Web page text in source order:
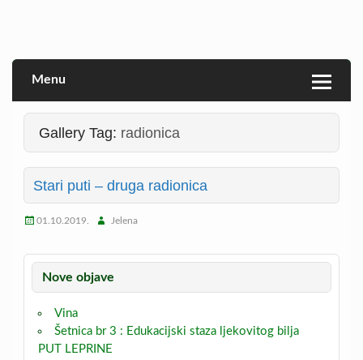
Menu
Gallery Tag: radionica
Stari puti – druga radionica
01.10.2019. Jelena
Nove objave
Vina
Šetnica br 3 : Edukacijski staza ljekovitog bilja
PUT LEPRINE